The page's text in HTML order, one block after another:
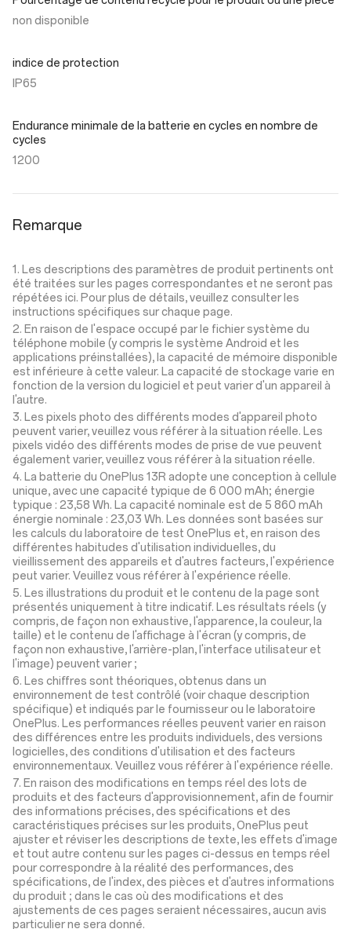
non disponible
indice de protection
IP65
Endurance minimale de la batterie en cycles en nombre de
cycles
1200
Remarque
1. Les descriptions des paramètres de produit pertinents ont
été traitées sur les pages correspondantes et ne seront pas
répétées ici. Pour plus de détails, veuillez consulter les
instructions spécifiques sur chaque page.
2. En raison de l'espace occupé par le fichier système du
téléphone mobile (y compris le système Android et les
applications préinstallées), la capacité de mémoire disponible
est inférieure à cette valeur. La capacité de stockage varie en
fonction de la version du logiciel et peut varier d'un appareil à
l'autre.
3. Les pixels photo des différents modes d'appareil photo
peuvent varier, veuillez vous référer à la situation réelle. Les
pixels vidéo des différents modes de prise de vue peuvent
également varier, veuillez vous référer à la situation réelle.
4. La batterie du OnePlus 13R adopte une conception à cellule
unique, avec une capacité typique de 6 000 mAh; énergie
typique : 23,58 Wh. La capacité nominale est de 5 860 mAh
énergie nominale : 23,03 Wh. Les données sont basées sur
les calculs du laboratoire de test OnePlus et, en raison des
différentes habitudes d'utilisation individuelles, du
vieillissement des appareils et d'autres facteurs, l'expérience
peut varier. Veuillez vous référer à l'expérience réelle.
5. Les illustrations du produit et le contenu de la page sont
présentés uniquement à titre indicatif. Les résultats réels (y
compris, de façon non exhaustive, l'apparence, la couleur, la
taille) et le contenu de l'affichage à l'écran (y compris, de
façon non exhaustive, l'arrière-plan, l'interface utilisateur et
l'image) peuvent varier ;
6. Les chiffres sont théoriques, obtenus dans un
environnement de test contrôlé (voir chaque description
spécifique) et indiqués par le fournisseur ou le laboratoire
OnePlus. Les performances réelles peuvent varier en raison
des différences entre les produits individuels, des versions
logicielles, des conditions d'utilisation et des facteurs
environnementaux. Veuillez vous référer à l'expérience réelle.
7. En raison des modifications en temps réel des lots de
produits et des facteurs d'approvisionnement, afin de fournir
des informations précises, des spécifications et des
caractéristiques précises sur les produits, OnePlus peut
ajuster et réviser les descriptions de texte, les effets d'image
et tout autre contenu sur les pages ci-dessus en temps réel
pour correspondre à la réalité des performances, des
spécifications, de l'index, des pièces et d'autres informations
du produit ; dans le cas où des modifications et des
ajustements de ces pages seraient nécessaires, aucun avis
particulier ne sera donné.